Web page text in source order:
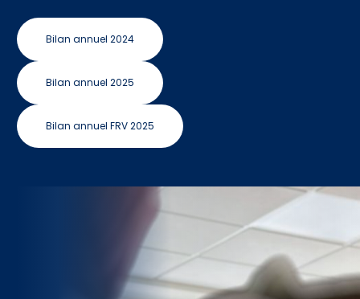
Bilan annuel 2024
Bilan annuel 2025
Bilan annuel FRV 2025